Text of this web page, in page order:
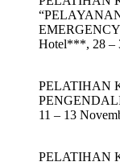
Hotel***, 28 –
PELATIHAN
11 – 13
PELATIHAN